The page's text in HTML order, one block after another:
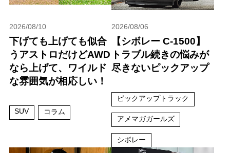
2026/08/10
下げても上げても似合
うアストロだけどAWD
なら上げて、ワイルド
な雰囲気が相応しい！
SUV コラム
2026/08/06
【シボレー C-1500】
トラブル続きの悩みが
尽きないピックアップ
ピックアップトラック
アメマガガールズ
シボレー